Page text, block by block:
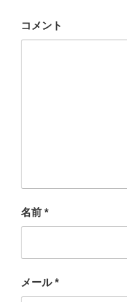
コメント
名前 *
メール*